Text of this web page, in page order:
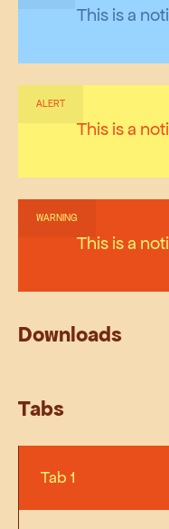
This is a
ALERT
This is a
WARNING
This is a
Downloads
Tabs
Tab 1